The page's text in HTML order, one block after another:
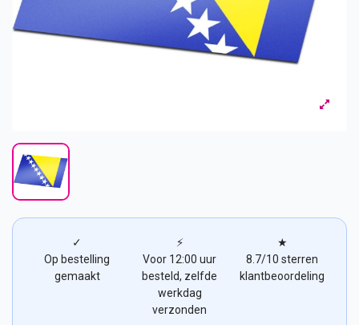
✓
Op bestelling
gemaakt
⚡
Voor 12:00 uur
besteld, zelfde
werkdag
verzonden
★
8.7/10 sterren
klantbeoordeling